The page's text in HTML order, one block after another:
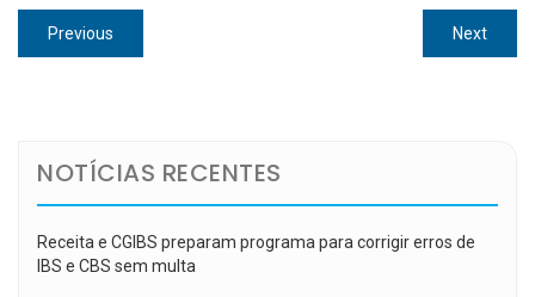
Navegação
de
Previous
post:
NextNext
post:
NOTÍCIAS RECENTES
Receita e CGIBS preparam programa para corrigir erros de
IBS e CBS sem multa